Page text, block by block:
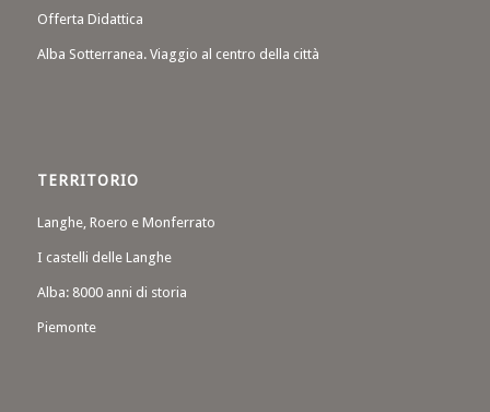
Offerta Didattica
Alba Sotterranea. Viaggio al centro della città
TERRITORIO
Langhe, Roero e Monferrato
I castelli delle Langhe
Alba: 8000 anni di storia
Piemonte